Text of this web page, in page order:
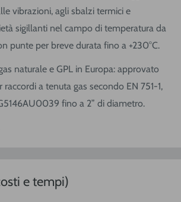
vibrazioni, agli sbalzi termici e
sigillanti nel campo di temperatura da
punte per breve durata fino a +230°C.
naturale e GPL in Europa: approvato
a tenuta gas secondo EN 751-1,
fino a 2” di diametro.
e tempi)